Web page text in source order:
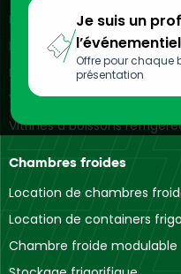
Je suis un
l’événementiel
Offre pour chaque
présentation
Location de vitrines
Location de bacs réfrigérés
Location d’armoires
Vitrines réfrigérées murales
Vitrines à boissons
Chambres froides
Location de chambres
Location de containers
Chambre froide modulable